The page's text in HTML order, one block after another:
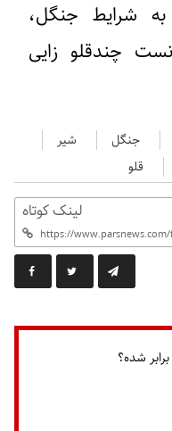
شرایط جنگل،
چندقلو زایی
جنگل
شیر
قلو
لینک کوتاه